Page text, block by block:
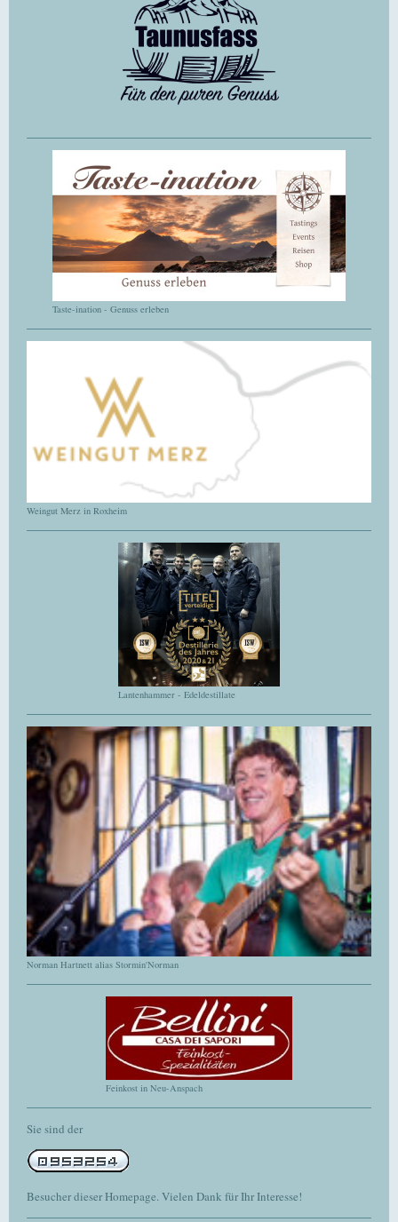
Taste-ination - Genuss erleben
Weingut Merz in Roxheim
Lantenhammer - Edeldestillate
Norman Hartnett alias Stormin'Norman
Feinkost in Neu-Anspach
Sie sind der
Besucher dieser Homepage. Vielen Dank für Ihr Interesse!